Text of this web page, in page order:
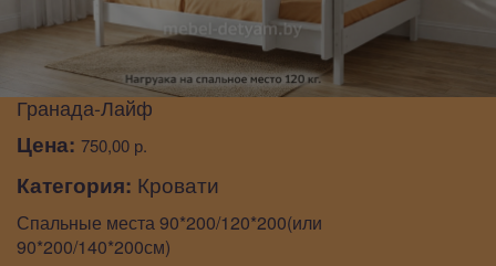
Гранада-Лайф
Цена: 750,00 р.
Категория: Кровати
Спальные места 90*200/120*200(или
90*200/140*200см)